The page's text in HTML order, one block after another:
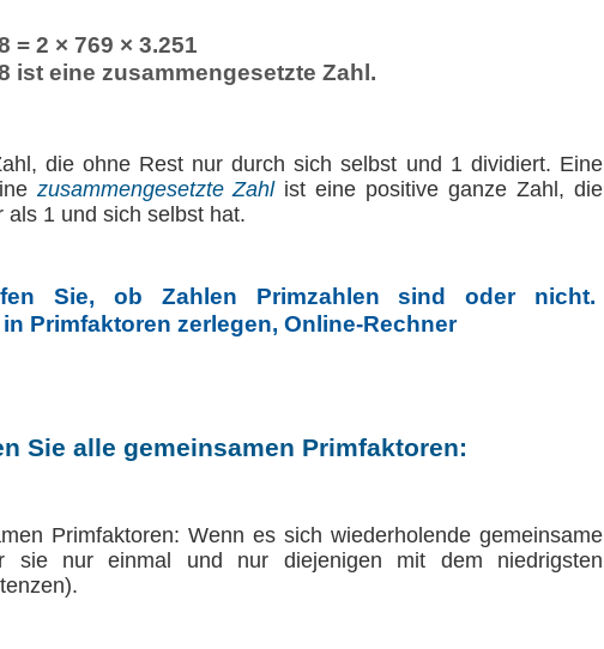
= 2 × 769 × 3.251
ist eine zusammengesetzte Zahl.
die ohne Rest nur durch sich selbst und 1 dividiert. Eine
zusammengesetzte Zahlist eine positive ganze Zahl, die
als 1 und sich selbst hat.
Sie, ob Zahlen Primzahlen sind oder nicht.
Primfaktoren zerlegen, Online-Rechner
Sie alle gemeinsamen Primfaktoren:
Primfaktoren: Wenn es sich wiederholende gemeinsame
sie nur einmal und nur diejenigen mit dem niedrigsten